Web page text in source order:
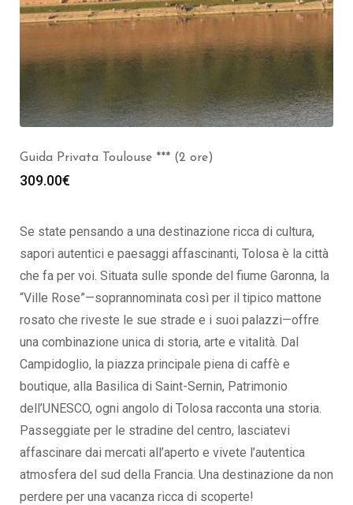
Guida Privata Toulouse *** (2 ore)
309.00€
Se state pensando a una destinazione ricca di cultura,
sapori autentici e paesaggi affascinanti, Tolosa è la città
che fa per voi. Situata sulle sponde del fiume Garonna, la
“Ville Rose”—soprannominata così per il tipico mattone
rosato che riveste le sue strade e i suoi palazzi—offre
una combinazione unica di storia, arte e vitalità. Dal
Campidoglio, la piazza principale piena di caffè e
boutique, alla Basilica di Saint-Sernin, Patrimonio
dell’UNESCO, ogni angolo di Tolosa racconta una storia.
Passeggiate per le stradine del centro, lasciatevi
affascinare dai mercati all’aperto e vivete l’autentica
atmosfera del sud della Francia. Una destinazione da non
perdere per una vacanza ricca di scoperte!